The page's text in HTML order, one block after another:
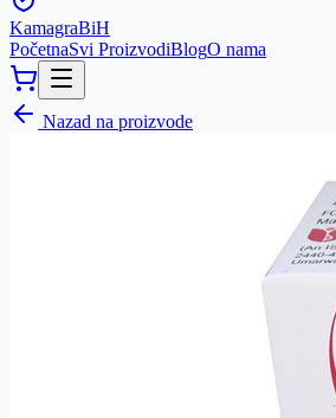
KamagraBiH
PočetnaSvi ProizvodiBlogO nama
Nazad na proizvode